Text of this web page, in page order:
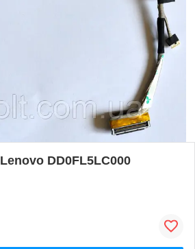
DD0FL5LC000